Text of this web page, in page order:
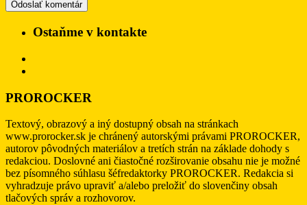
Ostaňme v kontakte
PROROCKER
Textový, obrazový a iný dostupný obsah na stránkach
www.prorocker.sk je chránený autorskými právami PROROCKER,
autorov pôvodných materiálov a tretích strán na základe dohody s
redakciou. Doslovné ani čiastočné rozširovanie obsahu nie je možné
bez písomného súhlasu šéfredaktorky PROROCKER. Redakcia si
vyhradzuje právo upraviť a/alebo preložiť do slovenčiny obsah
tlačových správ a rozhovorov.